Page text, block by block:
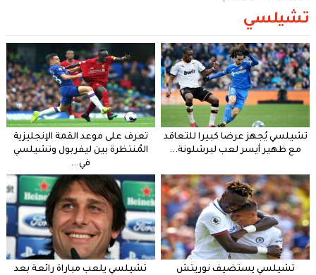
تشيلسي
تشيلسي يُجهز عرضا كبيرا للتعاقد
مع ظهير أيسر لعب لبرشلونة...
تعرف على موعد القمة الإنجليزية
المُنتظرة بين ليفربول وتشيلسي
في...
تشيلسي يستضيف نوريتش
تشيلسي يلعب مباراة رائعة بعد